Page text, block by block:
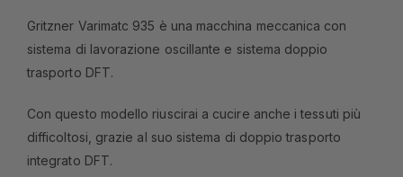
Gritzner Varimatc 935 è una macchina meccanica con
sistema di lavorazione oscillante e sistema doppio
trasporto DFT.
Con questo modello riuscirai a cucire anche i tessuti più
difficoltosi, grazie al suo sistema di doppio trasporto
integrato DFT.